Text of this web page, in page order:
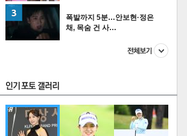
FOCUS
폭발까지 5분…안보현·정은
채, 목숨 건 사…